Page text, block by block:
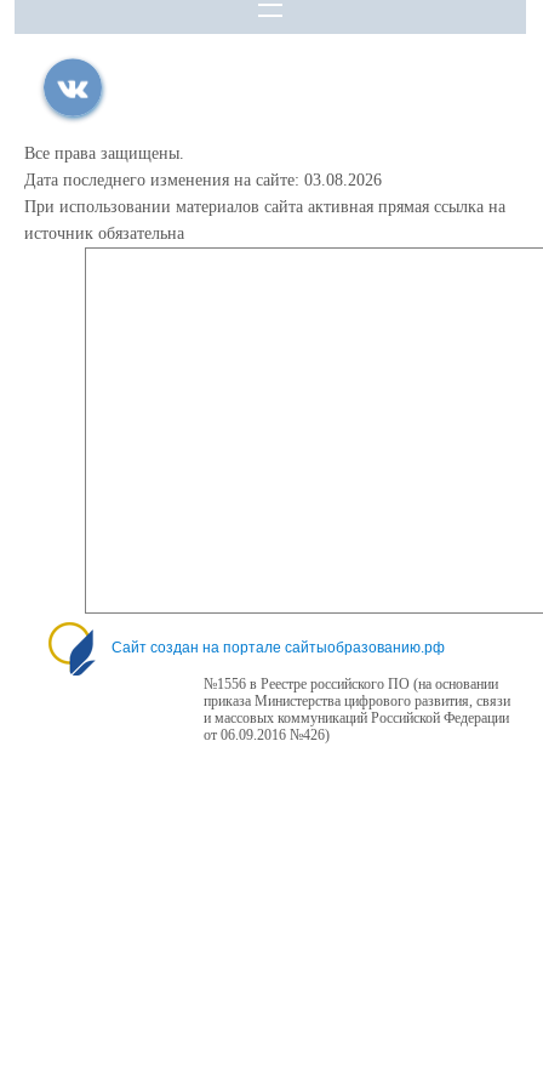
Все права защищены.
Дата последнего изменения на сайте: 03.08.2026
При использовании материалов сайта активная прямая ссылка на
источник обязательна
Сайт создан на портале сайтыобразованию.рф
№1556 в Реестре российского ПО (на основании
приказа Министерства цифрового развития, связи
и массовых коммуникаций Российской Федерации
от 06.09.2016 №426)